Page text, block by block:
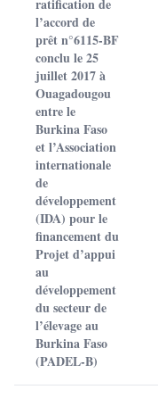
ratification de
l’accord de
prêt n°6115-BF
conclu le 25
juillet 2017 à
Ouagadougou
entre le
Burkina Faso
et l’Association
internationale
de
développement
(IDA) pour le
financement du
Projet d’appui
au
développement
du secteur de
l’élevage au
Burkina Faso
(PADEL-B)